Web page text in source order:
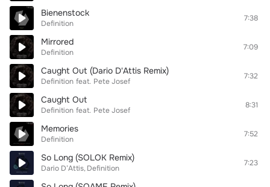
Bienenstock
Definition
7:38
Mirrored
Definition
7:09
Caught Out (Dario D'Attis Remix)
Definition feat. Pete Josef
7:32
Caught Out
Definition feat. Pete Josef
8:31
Memories
Definition
7:52
So Long (SOLOK Remix)
Dario D’Attis Definition
7:23